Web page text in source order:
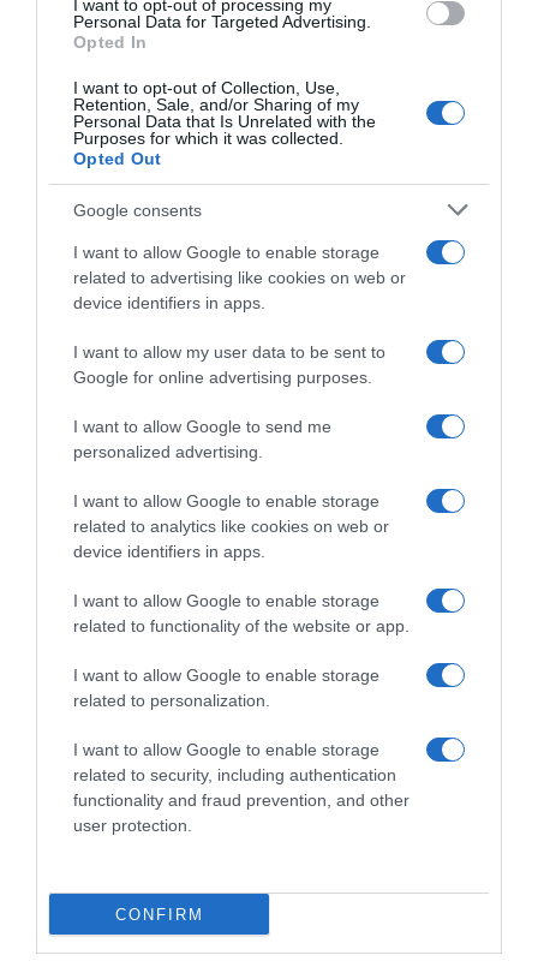
I want to opt-out of processing my
Personal Data for Targeted Advertising.
Opted In
I want to opt-out of Collection, Use,
Retention, Sale, and/or Sharing of my
Personal Data that Is Unrelated with the
Purposes for which it was collected.
Opted Out
Google consents
I want to allow Google to enable storage
related to advertising like cookies on web or
device identifiers in apps.
I want to allow my user data to be sent to
Google for online advertising purposes.
I want to allow Google to send me
personalized advertising.
I want to allow Google to enable storage
related to analytics like cookies on web or
device identifiers in apps.
I want to allow Google to enable storage
related to functionality of the website or app.
I want to allow Google to enable storage
related to personalization.
I want to allow Google to enable storage
related to security, including authentication
functionality and fraud prevention, and other
user protection.
CONFIRM
ΔΙΕΘΝΗ
Μακραίνει η λίστα των νεκρών από την
κατάρρευση πολυκατοικίας στο Μαϊάμι – Το
11ο θύμα ανασύρθηκε από τα συντρίμμια
Συνεχίζει να αγνοείται ο 21χρονος Έλληνας